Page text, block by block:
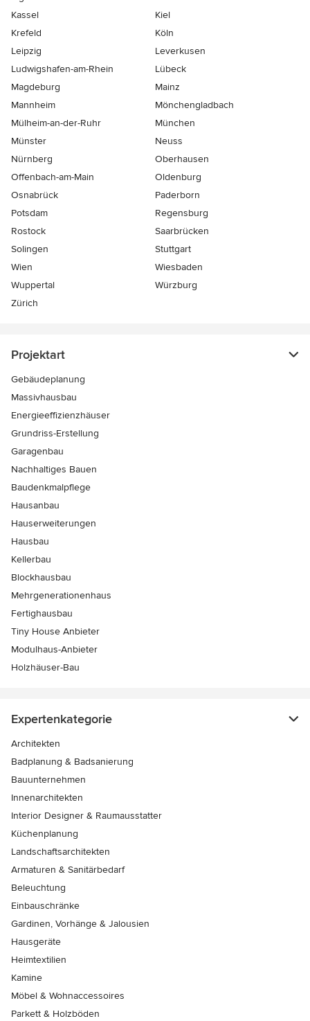
Kassel
Kiel
Krefeld
Köln
Leipzig
Leverkusen
Ludwigshafen-am-Rhein
Lübeck
Magdeburg
Mainz
Mannheim
Mönchen­gladbach
Mülheim-an-der-Ruhr
München
Münster
Neuss
Nürnberg
Oberhausen
Offenbach-am-Main
Oldenburg
Osnabrück
Paderborn
Potsdam
Regensburg
Rostock
Saarbrücken
Solingen
Stuttgart
Wien
Wiesbaden
Wuppertal
Würzburg
Zürich
Projektart
Gebäudeplanung
Massivhausbau
Energieeffizienzhäuser
Grundriss-Erstellung
Garagenbau
Nachhaltiges Bauen
Baudenkmalpflege
Hausanbau
Hauserweiterungen
Hausbau
Kellerbau
Blockhausbau
Mehrgenerationenhaus
Fertighausbau
Tiny House Anbieter
Modulhaus-Anbieter
Holzhäuser-Bau
Expertenkategorie
Architekten
Badplanung & Badsanierung
Bauunternehmen
Innenarchitekten
Interior Designer & Raumausstatter
Küchenplanung
Landschaftsarchitekten
Armaturen & Sanitärbedarf
Beleuchtung
Einbauschränke
Gardinen, Vorhänge & Jalousien
Hausgeräte
Heimtextilien
Kamine
Möbel & Wohnaccessoires
Parkett & Holzböden